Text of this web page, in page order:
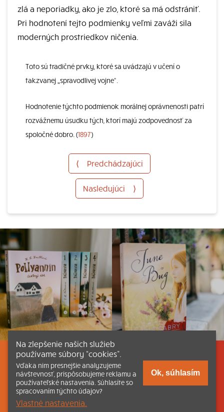
zlá a neporiadky, ako je zlo, ktoré sa má odstrániť.
Pri hodnotení tejto podmienky veľmi zaváži sila
moderných prostriedkov ničenia.
Toto sú tradičné prvky, ktoré sa uvádzajú v učení o
takzvanej „spravodlivej vojne“.
Hodnotenie týchto podmienok morálnej oprávnenosti patrí
rozvážnemu úsudku tých, ktorí majú zodpovednosť za
spoločné dobro. (1897)
⟨ Predchádzajúci
Nasledujúci ⟩
Listovať Obsah Dokumenty a články
Kontakt Tlačená verzia Katechizmu
© 2026 katechizmus.sk |
funguje aj vďaka kresťanskému kníhkupectvu
Na zlepšenie našich služieb
používame súbory “cookies”.
Vďaka nim presnejšie analyzujeme
návštevnosť, prispôsobujeme reklamu a
používateľské nastavenia. Súhlasíte so
spracovaním týchto údajov?
Vlastné nastavenia.
Ok, súhlasím